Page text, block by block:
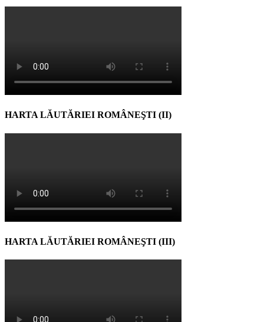
HARTA LĂUTĂRIEI ROMÂNEŞTI (II)
HARTA LĂUTĂRIEI ROMÂNEŞTI (III)